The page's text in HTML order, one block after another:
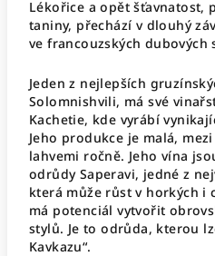
Lékořice a opět šťavnatost,
taniny, přechází v dlouhý
ve francouzských dubových
Jeden z nejlepších
Solomnishvili, má své
Kachetie, kde vyrábí
Jeho produkce je malá,
lahvemi ročně. Jeho vína
odrůdy Saperavi, jedné z
která může růst v horkých i
má potenciál vytvořit
stylů. Je to odrůda, kterou
Kavkazu“.